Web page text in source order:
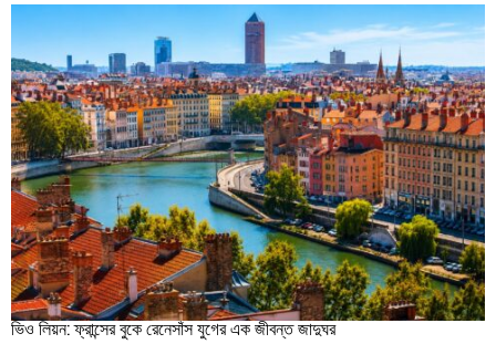
ভিও লিয়ন: ফ্রান্সের বুকে রেনেসাঁস যুগের এক জীবন্ত জাদুঘর